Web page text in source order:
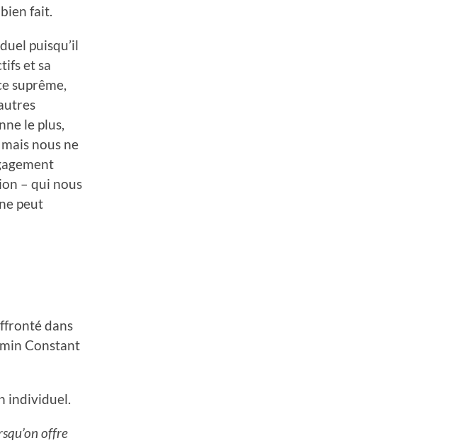
fait.
puisqu’il
et sa
suprême,
le plus,
nous ne
– qui nous
peut
dans
Constant
individuel.
offre